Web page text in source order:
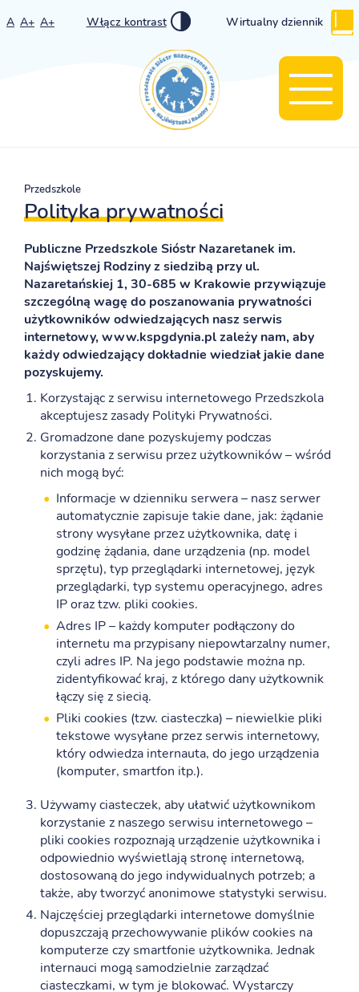
A A+ A+ Włącz kontrast Wirtualny dziennik
Przedszkole
Polityka prywatności
Publiczne Przedszkole Sióstr Nazaretanek im.
Najświętszej Rodziny z siedzibą przy ul.
Nazaretańskiej 1, 30-685 w Krakowie przywiązuje
szczególną wagę do poszanowania prywatności
użytkowników odwiedzających nasz serwis
internetowy, www.kspgdynia.pl zależy nam, aby
każdy odwiedzający dokładnie wiedział jakie dane
pozyskujemy.
Korzystając z serwisu internetowego Przedszkola
akceptujesz zasady Polityki Prywatności.
Gromadzone dane pozyskujemy podczas
korzystania z serwisu przez użytkowników – wśród
nich mogą być:
Informacje w dzienniku serwera – nasz serwer
automatycznie zapisuje takie dane, jak: żądanie
strony wysyłane przez użytkownika, datę i
godzinę żądania, dane urządzenia (np. model
sprzętu), typ przeglądarki internetowej, język
przeglądarki, typ systemu operacyjnego, adres
IP oraz tzw. pliki cookies.
Adres IP – każdy komputer podłączony do
internetu ma przypisany niepowtarzalny numer,
czyli adres IP. Na jego podstawie można np.
zidentyfikować kraj, z którego dany użytkownik
łączy się z siecią.
Pliki cookies (tzw. ciasteczka) – niewielkie pliki
tekstowe wysyłane przez serwis internetowy,
który odwiedza internauta, do jego urządzenia
(komputer, smartfon itp.).
Używamy ciasteczek, aby ułatwić użytkownikom
korzystanie z naszego serwisu internetowego –
pliki cookies rozpoznają urządzenie użytkownika i
odpowiednio wyświetlają stronę internetową,
dostosowaną do jego indywidualnych potrzeb; a
także, aby tworzyć anonimowe statystyki serwisu.
Najczęściej przeglądarki internetowe domyślnie
dopuszczają przechowywanie plików cookies na
komputerze czy smartfonie użytkownika. Jednak
internauci mogą samodzielnie zarządzać
ciasteczkami, w tym je blokować. Wystarczy